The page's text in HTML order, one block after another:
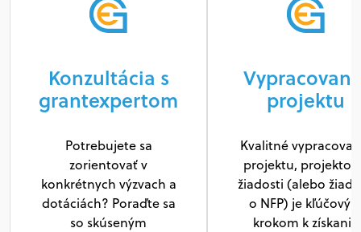
Konzultácia s
grantexpertom
Potrebujete sa
zorientovať v
konkrétnych výzvach a
dotáciách? Poraďte sa
so skúseným
projektu
Kvalitné
projektu,
žiadosti (alebo
o NFP) je
krokom k získaniu